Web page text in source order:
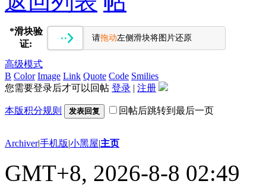
*滑块验
证:
请拖动左侧滑块将图片还原
高级模式
B Color Image Link Quote Code Smilies
您需要登录后才可以回帖 登录 | 注册
本版积分规则 发表回复 回帖后跳转到最后一页
Archiver|手机版|小黑屋|主页
GMT+8, 2026-8-8 02:49